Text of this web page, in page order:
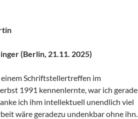
(Berlin, 21.11. 2025)
Schriftstellertreffen im
1991 kennenlernte, war ich gerade
ich ihm intellektuell unendlich viel
wäre geradezu undenkbar ohne ihn.